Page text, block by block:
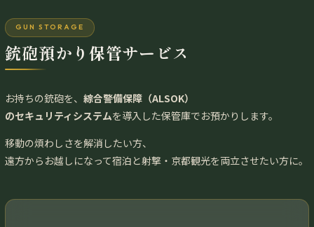
GUN STORAGE
銃砲預かり保管サービス
お持ちの銃砲を、 綜合警備保障（ALSOK）
のセキュリティシステムを導入した保管庫でお預かりします。
移動の煩わしさを解消したい方、
遠方からお越しになって宿泊と射撃・京都観光を両立させたい方に。